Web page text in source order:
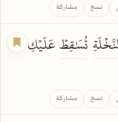
نسخ مشاركة
تُسَٰقِطۡعَلَيۡكِ
نسخ مشاركة